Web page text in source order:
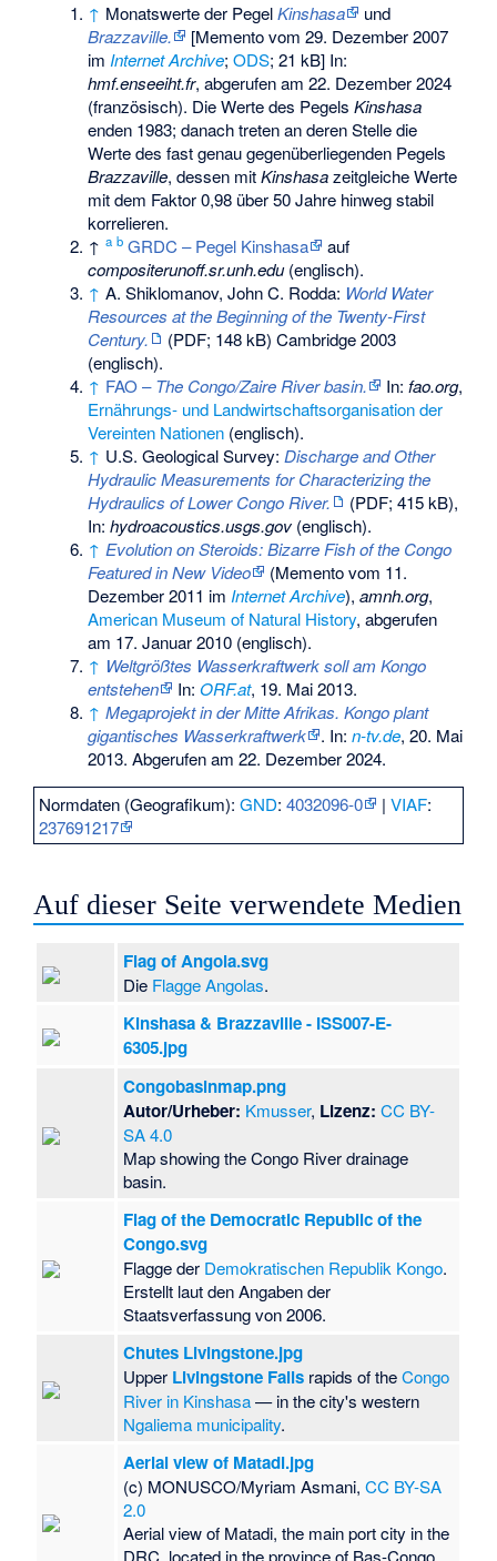
↑ Monatswerte der PegelKinshasa
und
Brazzaville.
[Mementovom 29. Dezember 2007
im Internet Archive;ODS; 21 kB] In:
hmf.enseeiht.fr, abgerufen am 22. Dezember 2024
(französisch). Die Werte des PegelsKinshasa
enden 1983; danach treten an deren Stelle die
Werte des fast genau gegenüberliegenden Pegels
Brazzaville, dessen mitKinshasazeitgleiche Werte
mit dem Faktor 0,98 über 50 Jahre hinweg stabil
korrelieren.
↑a b GRDC – Pegel Kinshasa
auf
compositerunoff.sr.unh.edu(englisch).
↑ A. Shiklomanov, John C. Rodda: World Water
Resources at the Beginning of the Twenty-First
Century.
(PDF; 148 kB) Cambridge 2003
(englisch).
↑ FAO –The Congo/Zaire River basin. In:fao.org,
Ernährungs- und Landwirtschaftsorganisation der
Vereinten Nationen (englisch).
↑ U.S. Geological Survey: Discharge and Other
Hydraulic Measurements for Characterizing the
Hydraulics of Lower Congo River.
(PDF; 415 kB),
In:hydroacoustics.usgs.gov (englisch).
↑ Evolution on Steroids: Bizarre Fish of the Congo
Featured in New Video
(Mementovom 11.
Dezember 2011 im Internet Archive),amnh.org,
American Museum of Natural History, abgerufen
am 17. Januar 2010 (englisch).
↑ Weltgrößtes Wasserkraftwerk soll am Kongo
entstehen
In:ORF.at, 19. Mai 2013.
↑ Megaprojekt in der Mitte Afrikas. Kongo plant
gigantisches Wasserkraftwerk
. In:n-tv.de, 20. Mai
2013. Abgerufen am 22. Dezember 2024.
Normdaten (Geografikum):GND:4032096-0 |VIAF:
237691217
Auf dieser Seite verwendete Medien
Flag of Angola.svg
Die Flagge Angolas.
Kinshasa & Brazzaville - ISS007-E-
6305.jpg
Congobasinmap.png
Autor/Urheber: Kmusser, Lizenz: CC BY-
SA 4.0
Map showing the Congo River drainage
basin.
Flag of the Democratic Republic of the
Congo.svg
Flagge der Demokratischen Republik Kongo.
Erstellt laut den Angaben der
Staatsverfassung von 2006.
Chutes Livingstone.jpg
Upper Livingstone Falls rapids of theCongo
River in Kinshasa— in the city's western
Ngaliema municipality.
Aerial view of Matadi.jpg
(c) MONUSCO/Myriam Asmani,CC BY-SA
2.0
Aerial view of Matadi, the main port city in the
DRC, located in the province of Bas-Congo,